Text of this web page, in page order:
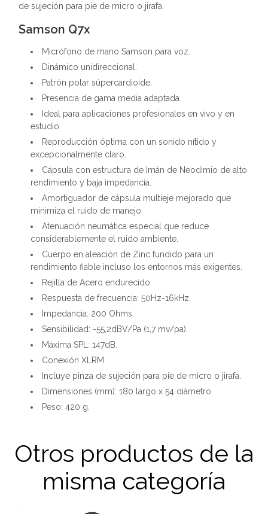
de sujeción para pie de micro o jirafa.
Samson Q7x
Micrófono de mano Samson para voz.
Dinámico unidireccional.
Patrón polar súpercardioide.
Presencia de gama media adaptada.
Ideal para aplicaciones profesionales en vivo y en
estudio.
Reproducción óptima con un sonido nítido y
excepcionalmente claro.
Cápsula con estructura de Imán de Neodimio de alto
rendimiento y baja impedancia.
Amortiguador de cápsula multieje mejorado que
minimiza el ruido de manejo.
Atenuación neumática especial que reduce
considerablemente el ruido ambiente.
Cuerpo en aleación de Zinc fundido para un
rendimiento fiable incluso los entornos más exigentes.
Rejilla de Acero endurecido.
Respuesta de frecuencia: 50Hz-16kHz.
Impedancia: 200 Ohms.
Sensibilidad: -55,2dBV/Pa (1,7 mv/pa).
Máxima SPL: 147dB.
Conexión XLRM.
Incluye pinza de sujeción para pie de micro o jirafa.
Dimensiones (mm): 180 largo x 54 diámetro.
Peso: 420 g.
Otros productos de la
misma categoría